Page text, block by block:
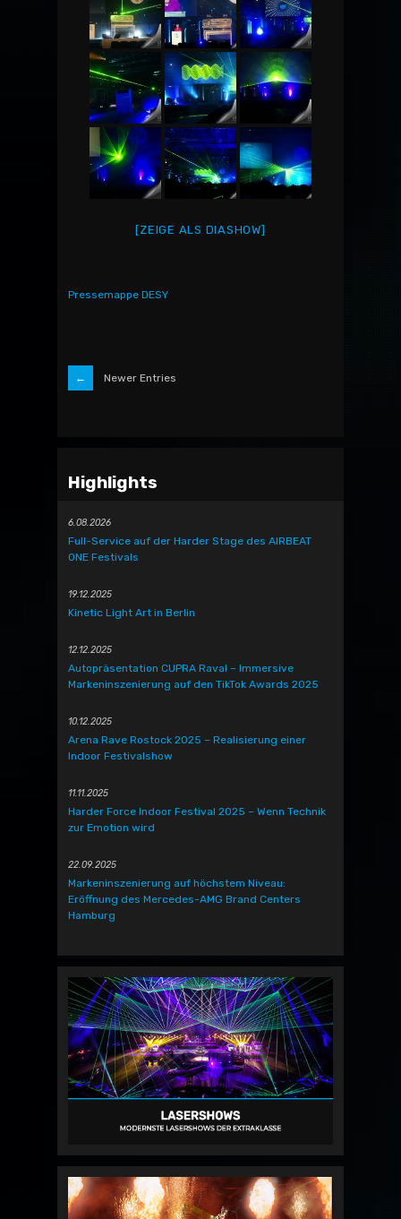
[ZEIGE ALS DIASHOW]
Pressemappe DESY
Newer Entries
Highlights
6.08.2026
Full-Service auf der Harder Stage des AIRBEAT
ONE Festivals
19.12.2025
Kinetic Light Art in Berlin
12.12.2025
Autopräsentation CUPRA Raval – Immersive
Markeninszenierung auf den TikTok Awards 2025
10.12.2025
Arena Rave Rostock 2025 – Realisierung einer
Indoor Festivalshow
11.11.2025
Harder Force Indoor Festival 2025 – Wenn Technik
zur Emotion wird
22.09.2025
Markeninszenierung auf höchstem Niveau:
Eröffnung des Mercedes-AMG Brand Centers
Hamburg